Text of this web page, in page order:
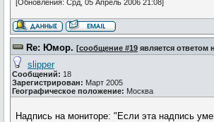
[Обновления: Срд, 05 Апрель 2006 21:08]
Re: Юмор. [сообщение #19 является ответом
slipper
Сообщений: 18
Зарегистрирован: Март 2005
Географическое положение: Москва
Надпись на мониторе: "Если эта надпись